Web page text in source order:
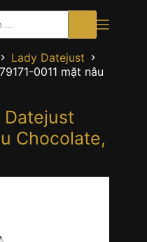
Lady Datejust
0011 mặt nâu
Chocolate,